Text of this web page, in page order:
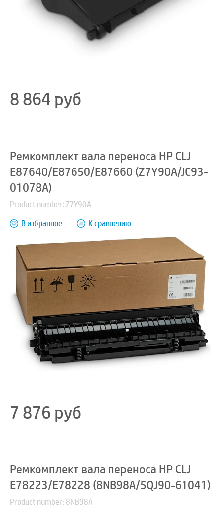
8 864руб
Ремкомплект вала переноса HP CLJ
E87640/E87650/E87660 (Z7Y90A/JC93-
01078A)
Product number: Z7Y90A
В избранное
К сравнению
7 876руб
Ремкомплект вала переноса HP CLJ
E78223/E78228 (8NB98A/5QJ90-61041)
Product number: 8NB98A